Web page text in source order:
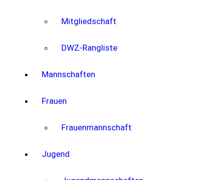
Mitgliedschaft
DWZ-Rangliste
Mannschaften
Frauen
Frauenmannschaft
Jugend